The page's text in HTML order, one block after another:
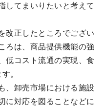
してまいりたいと考えて
改正したところでござい
ろは、商品提供機能の強
低コスト流通の実現、食
。
、卸売市場における施設
に対応を図ることなどに